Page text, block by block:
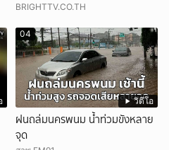
BRIGHTTV.CO.TH
วิดีโอ
04
ฝนถล่มนครพนม น้ำท่วมขังหลาย
จุด